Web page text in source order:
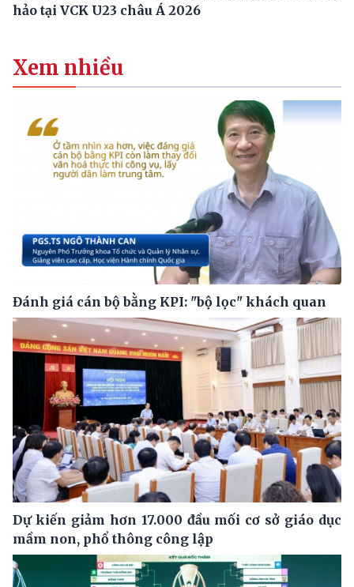
hảo tại VCK U23 châu Á 2026
Xem nhiều
Đánh giá cán bộ bằng KPI: "bộ lọc" khách quan
Dự kiến giảm hơn 17.000 đầu mối cơ sở giáo dục
mầm non, phổ thông công lập